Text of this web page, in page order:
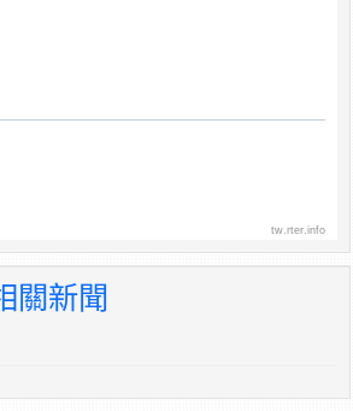
tw.rter.info
關新聞